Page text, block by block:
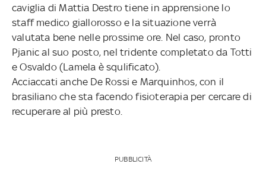
caviglia di Mattia Destro tiene in apprensione lo
staff medico giallorosso e la situazione verrà
valutata bene nelle prossime ore. Nel caso, pronto
Pjanic al suo posto, nel tridente completato da Totti
e Osvaldo (Lamela è squlificato).
Acciaccati anche De Rossi e Marquinhos, con il
brasiliano che sta facendo fisioterapia per cercare di
recuperare al più presto.
PUBBLICITÀ